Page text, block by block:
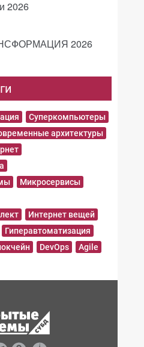
2026
2026
Суперкомпьютеры
архитектуры
Микросервисы
Интернет вещей
Гиперавтоматизация
DevOps Agile